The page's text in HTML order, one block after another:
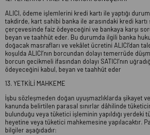
ALICI, ödeme işlemlerini kredi kartı ile yaptığı
takdirde, kart sahibi banka ile arasındaki kredi
çerçevesinde faiz ödeyeceğini ve bankaya karşı
beyan ve taahhüt eder. Bu durumda ilgili banka
doğacak masrafları ve vekâlet ücretini ALICI’dan
koşulda ALICI’nın borcundan dolayı temerrüde
borcun gecikmeli ifasından dolayı SATICI’nın
ödeyeceğini kabul, beyan ve taahhüt eder
13. YETKİLİ MAHKEME
İşbu sözleşmeden doğan uyuşmazlıklarda şikayet
kanunda belirtilen parasal sınırlar dâhilinde
bulunduğu veya tüketici işleminin yapıldığı yerdeki
heyetine veya tüketici mahkemesine yapılacaktır.
bilgiler aşağıdadır: